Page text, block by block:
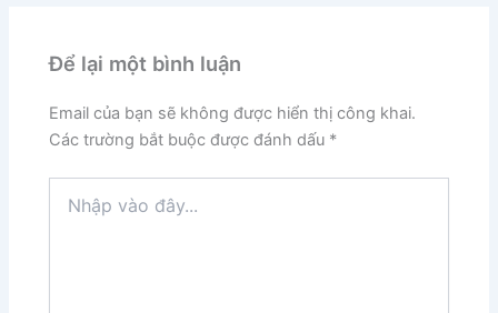
Để lại một bình luận
Email của bạn sẽ không được hiển thị công khai.
Các trường bắt buộc được đánh dấu *
vào